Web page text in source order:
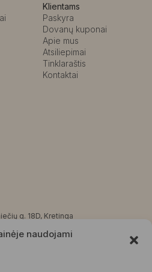
naudojami
Klientams
Paskyra
Dovanų kuponai
Apie mus
Atsiliepimai
Tinklaraštis
Kontaktai
g. 18D, Kretinga